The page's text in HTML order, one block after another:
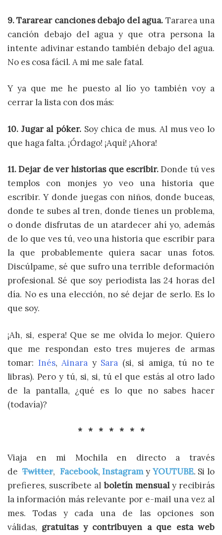
9. Tararear canciones debajo del agua. Tararea una
canción debajo del agua y que otra persona la
intente adivinar estando también debajo del agua.
No es cosa fácil. A mi me sale fatal.
Y ya que me he puesto al lío yo también voy a
cerrar la lista con dos más:
10. Jugar al póker. Soy chica de mus. Al mus veo lo
que haga falta. ¡Órdago! ¡Aquí! ¡Ahora!
11. Dejar de ver historias que escribir.Donde tú ves
templos con monjes yo veo una historia que
escribir. Y donde juegas con niños, donde buceas,
donde te subes al tren, donde tienes un problema,
o donde disfrutas de un atardecer ahí yo, además
de lo que ves tú, veo una historia que escribir para
la que probablemente quiera sacar unas fotos.
Discúlpame, sé que sufro una terrible deformación
profesional. Sé que soy periodista las 24 horas del
día. No es una elección, no sé dejar de serlo. Es lo
que soy.
¡Ah, si, espera! Que se me olvida lo mejor. Quiero
que me respondan esto tres mujeres de armas
tomar: Inés, Ainara y Sara (si, si amiga, tú no te
libras). Pero y tú, si, si, tú el que estás al otro lado
de la pantalla, ¿qué es lo que no sabes hacer
(todavía)?
* * * * * * *
Viaja en mi Mochila en directo a través
deTwitter, Facebook,Instagramy YOUTUBE. Si lo
prefieres, suscríbete al boletín mensualy recibirás
la información más relevante por e-mail una vez al
mes. Todas y cada una de las opciones son
válidas, gratuitas y contribuyen a que esta web